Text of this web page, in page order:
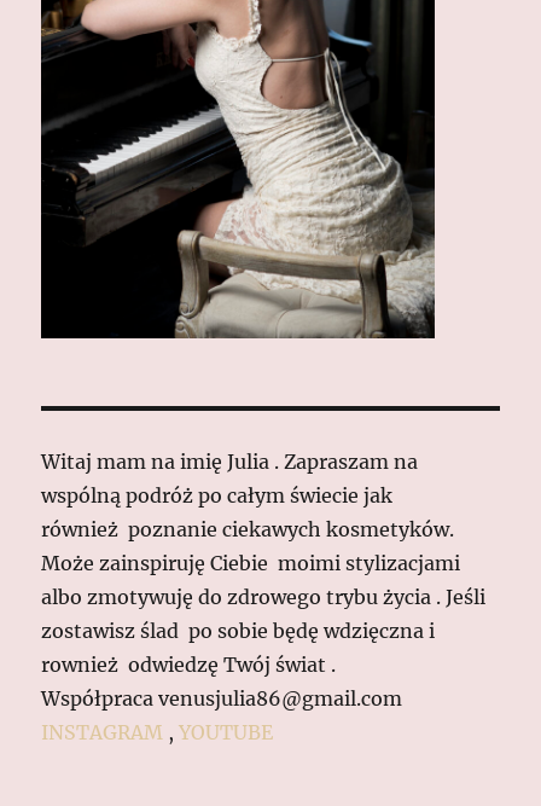
Witaj mam na imię Julia . Zapraszam na
wspólną podróż po całym świecie jak
również poznanie ciekawych kosmetyków.
Może zainspiruję Ciebie moimi stylizacjami
albo zmotywuję do zdrowego trybu życia . Jeśli
zostawisz ślad po sobie będę wdzięczna i
rownież odwiedzę Twój świat .
Współpraca venusjulia86@gmail.com
INSTAGRAM ,YOUTUBE